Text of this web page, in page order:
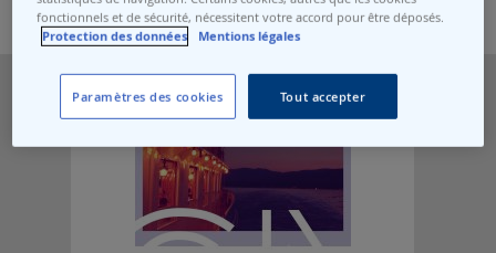
fonctionnels et de sécurité, nécessitent votre accord pour être déposés.
Protection des données Mentions légales
Paramètres des cookies Tout accepter